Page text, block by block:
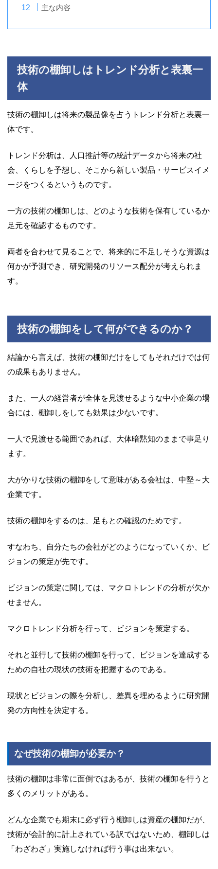
主な内容
技術の棚卸しはトレンド分析と表裏一
体
技術の棚卸しは将来の製品像を占うトレンド分析と表裏一
体です。
トレンド分析は、人口推計等の統計データから将来の社
会、くらしを予想し、そこから新しい製品・サービスイメ
ージをつくるというものです。
一方の技術の棚卸しは、どのような技術を保有しているか
足元を確認するものです。
両者を合わせて見ることで、将来的に不足しそうな資源は
何かが予測でき、研究開発のリソース配分が考えられま
す。
技術の棚卸をして何ができるのか？
結論から言えば、技術の棚卸だけをしてもそれだけでは何
の成果もありません。
また、一人の経営者が全体を見渡せるような中小企業の場
合には、棚卸しをしても効果は少ないです。
一人で見渡せる範囲であれば、大体暗黙知のままで事足り
ます。
大がかりな技術の棚卸をして意味がある会社は、中堅～大
企業です。
技術の棚卸をするのは、足もとの確認のためです。
すなわち、自分たちの会社がどのようになっていくか、ビ
ジョンの策定が先です。
ビジョンの策定に関しては、マクロトレンドの分析が欠か
せません。
マクロトレンド分析を行って、ビジョンを策定する。
それと並行して技術の棚卸を行って、ビジョンを達成する
ための自社の現状の技術を把握するのである。
現状とビジョンの際を分析し、差異を埋めるように研究開
発の方向性を決定する。
なぜ技術の棚卸が必要か？
技術の棚卸は非常に面倒ではあるが、技術の棚卸を行うと
多くのメリットがある。
どんな企業でも期末に必ず行う棚卸しは資産の棚卸だが、
技術が会計的に計上されている訳ではないため、棚卸しは
「わざわざ」実施しなければ行う事は出来ない。